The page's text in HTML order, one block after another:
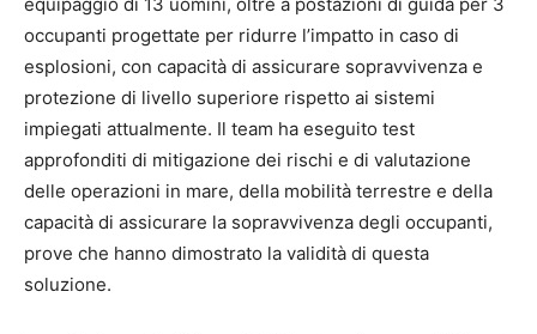
occupanti progettate per ridurre l’impatto in caso di
esplosioni, con capacità di assicurare sopravvivenza e
protezione di livello superiore rispetto ai sistemi
impiegati attualmente. Il team ha eseguito test
approfonditi di mitigazione dei rischi e di valutazione
delle operazioni in mare, della mobilità terrestre e della
capacità di assicurare la sopravvivenza degli occupanti,
prove che hanno dimostrato la validità di questa
soluzione.